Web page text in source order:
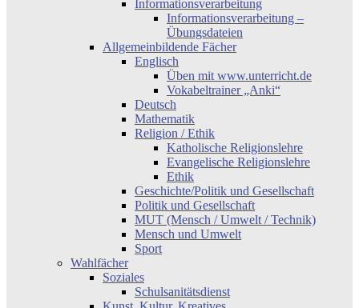
Informationsverarbeitung
Informationsverarbeitung –
Übungsdateien
Allgemeinbildende Fächer
Englisch
Üben mit www.unterricht.de
Vokabeltrainer „Anki“
Deutsch
Mathematik
Religion / Ethik
Katholische Religionslehre
Evangelische Religionslehre
Ethik
Geschichte/Politik und Gesellschaft
Politik und Gesellschaft
MUT (Mensch / Umwelt / Technik)
Mensch und Umwelt
Sport
Wahlfächer
Soziales
Schulsanitätsdienst